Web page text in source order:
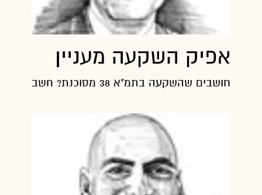
אפיק השקעה מעניין
חושבים שהשקעה בתמ"א 38 מסוכנת? חשבו שנית